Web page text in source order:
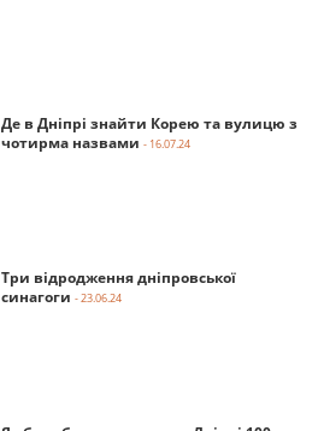
Де в Дніпрі знайти Корею та вулицю з
чотирма назвами - 16.07.24
Три відродження дніпровської
синагоги - 23.06.24